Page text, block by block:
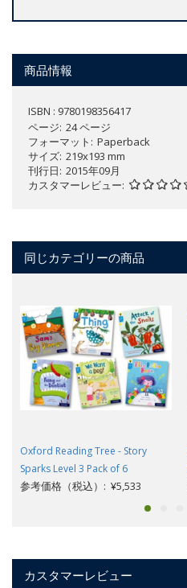
商品情報
ISBN : 9780198356417
ページ 24 ページ
フォーマット
Paperback
サイズ 219x193 mm
刊行日 2015年09月
カスタマーレビュー
同じカテゴリーの商品
Oxford Reading Tree - Story
Sparks Level 3 Pack of 6
参考価格（税込）: ¥5,533
カスタマーレビュー